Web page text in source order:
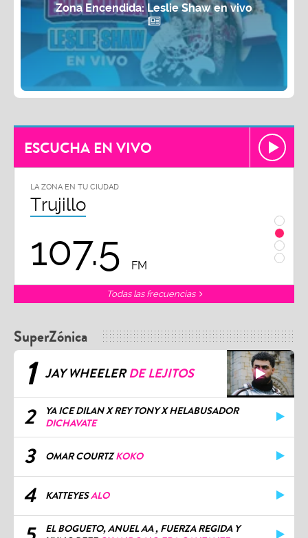
Zona Encendida: Leslie Shaw en vivo
ESCUCHA EN VIVO
LA ZONA EN TU CIUDAD
Trujillo
107.5 FM
Todas las frecuencias
SuperZónica
1 JAY WHEELERDE LEJITOS
2
YA ICE DILAN X REY TONY X HELABUSADOR
DICHAVATE
3 OMAR COURTZKOKO
4 KATTEYESALO
EL BOGUETO, ANUEL AA , FUERZA REGIDA Y